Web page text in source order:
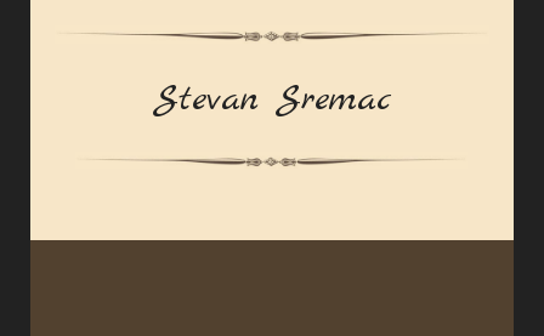
Stevan Sremac